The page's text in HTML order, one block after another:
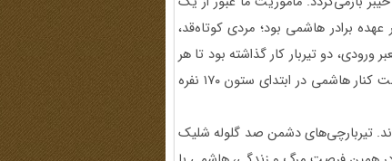
برادر هاشمی بود؛ مردی کوتاه‌قد،
دو تیربار کار گذاشته بود تا هر
جنبنده‌ای را زمین‌گیر کند. من به عنوان نیروی اطلاعات عملیات، درست کنار هاشمی در ابتدای ستون ۱۷۰ نفره
تیربارچی‌های دشمن صد گلوله شلیک